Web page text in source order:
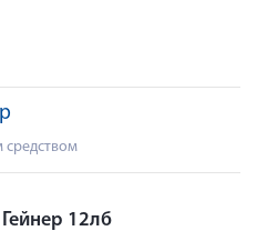
средством
12лб